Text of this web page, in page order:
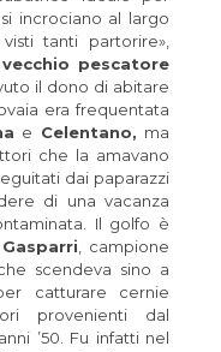
incrociano al largo
tanti partorire»,
vecchio pescatore
il dono di abitare
era frequentata
e Celentano, ma
che la amavano
dai paparazzi
di una vacanza
Il golfo è
, campione
scendeva sino a
catturare cernie
provenienti dal
’50. Fu infatti nel